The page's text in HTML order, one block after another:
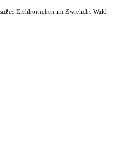
süßes Eichhörnchen im Zwielicht-Wald –